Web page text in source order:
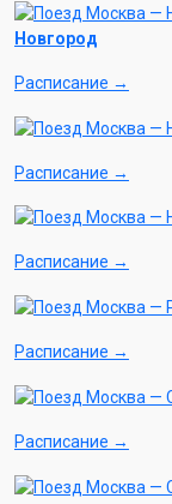
Новгород
Расписание →
Расписание →
Расписание →
Расписание →
Расписание →